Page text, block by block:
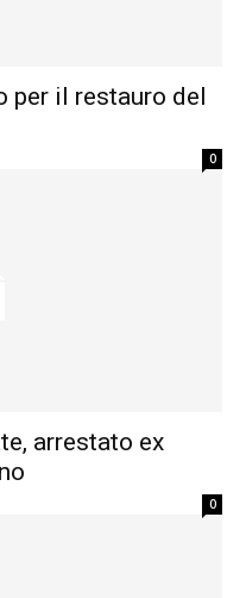
per il restauro del
0
arrestato ex
0